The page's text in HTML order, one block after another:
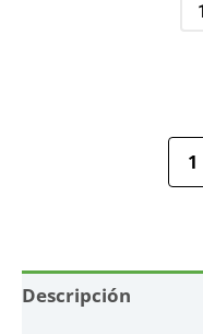
1
Descripción